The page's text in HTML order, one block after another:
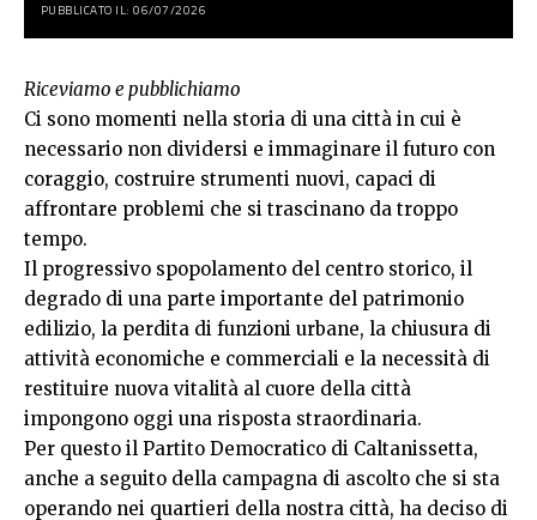
PUBBLICATO IL: 06/07/2026
Riceviamo e pubblichiamo
Ci sono momenti nella storia di una città in cui è
necessario non dividersi e immaginare il futuro con
coraggio, costruire strumenti nuovi, capaci di
affrontare problemi che si trascinano da troppo
tempo.
Il progressivo spopolamento del centro storico, il
degrado di una parte importante del patrimonio
edilizio, la perdita di funzioni urbane, la chiusura di
attività economiche e commerciali e la necessità di
restituire nuova vitalità al cuore della città
impongono oggi una risposta straordinaria.
Per questo il Partito Democratico di Caltanissetta,
anche a seguito della campagna di ascolto che si sta
operando nei quartieri della nostra città, ha deciso di